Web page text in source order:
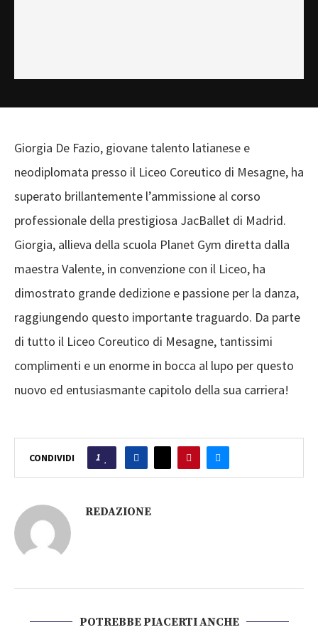
Giorgia De Fazio, giovane talento latianese e
neodiplomata presso il Liceo Coreutico di Mesagne, ha
superato brillantemente l’ammissione al corso
professionale della prestigiosa JacBallet di Madrid.
Giorgia, allieva della scuola Planet Gym diretta dalla
maestra Valente, in convenzione con il Liceo, ha
dimostrato grande dedizione e passione per la danza,
raggiungendo questo importante traguardo. Da parte
di tutto il Liceo Coreutico di Mesagne, tantissimi
complimenti e un enorme in bocca al lupo per questo
nuovo ed entusiasmante capitolo della sua carriera!
CONDIVIDI 1
REDAZIONE
POTREBBE PIACERTI ANCHE